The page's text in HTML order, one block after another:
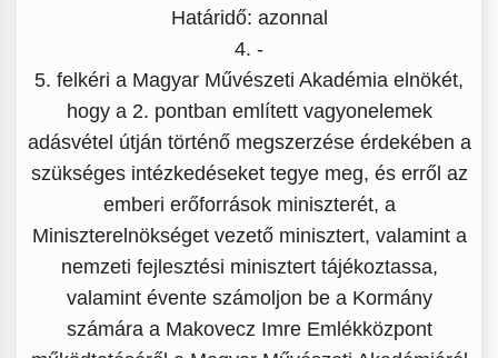
Határidő: azonnal
4. -
5. felkéri a Magyar Művészeti Akadémia elnökét,
hogy a 2. pontban említett vagyonelemek
adásvétel útján történő megszerzése érdekében a
szükséges intézkedéseket tegye meg, és erről az
emberi erőforrások miniszterét, a
Miniszterelnökséget vezető minisztert, valamint a
nemzeti fejlesztési minisztert tájékoztassa,
valamint évente számoljon be a Kormány
számára a Makovecz Imre Emlékközpont